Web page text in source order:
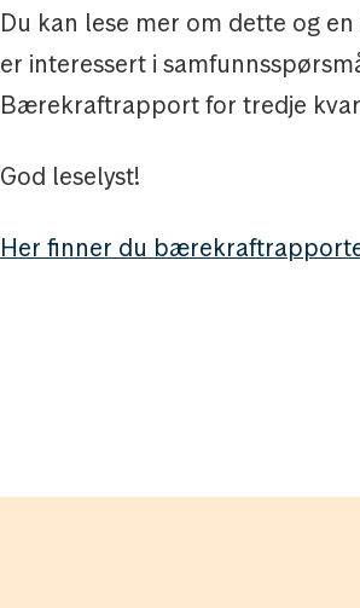
Du kan lese mer om dette og
er interessert i
Bærekraftrapport for tredje
God leselyst!
Her finner du